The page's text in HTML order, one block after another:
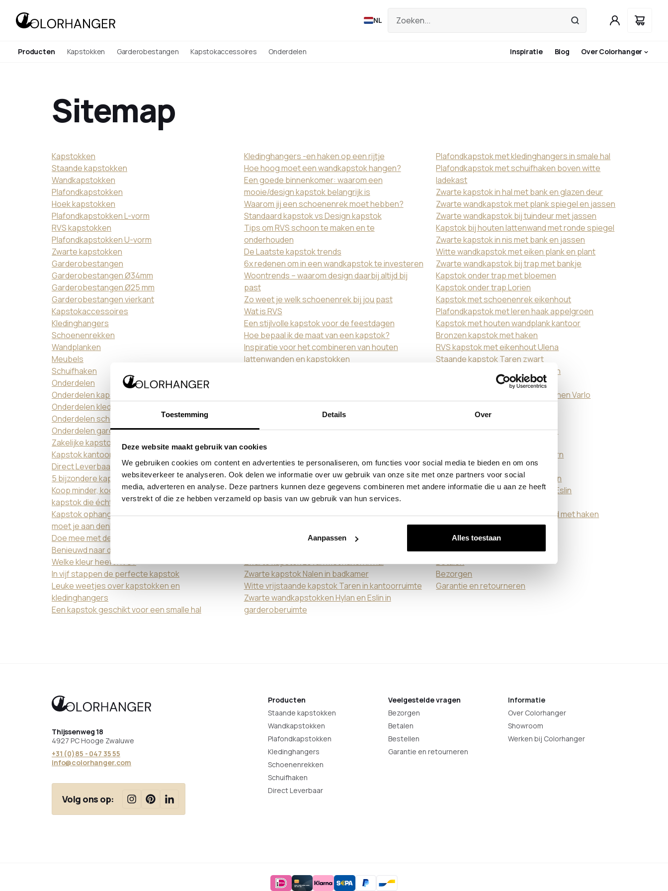
Toestemming Details Over
Deze website maakt gebruik van cookies
We gebruiken cookies om content en advertenties te personaliseren, om functies voor social media te bieden en om ons
websiteverkeer te analyseren. Ook delen we informatie over uw gebruik van onze site met onze partners voor social
media, adverteren en analyse. Deze partners kunnen deze gegevens combineren met andere informatie die u aan ze heeft
verstrekt of die ze hebben verzameld op basis van uw gebruik van hun services.
Aanpassen Alles toestaan
NL
Producten Kapstokken Garderobestangen Kapstokaccessoires Onderdelen Inspiratie Blog Over Colorhanger
Sitemap
Kapstokken
Staande kapstokken
Wandkapstokken
Plafondkapstokken
Hoek kapstokken
Plafondkapstokken L-vorm
RVS kapstokken
Plafondkapstokken U-vorm
Zwarte kapstokken
Garderobestangen
Garderobestangen Ø34mm
Garderobestangen Ø25 mm
Garderobestangen vierkant
Kapstokaccessoires
Kledinghangers
Schoenenrekken
Wandplanken
Meubels
Schuifhaken
Onderdelen
Onderdelen kapstokken
Onderdelen kledinghangers
Onderdelen schoenenrekken
Onderdelen garderobestangen
Zakelijke kapstokken
Kapstok kantoor
Direct Leverbaar
5 bijzondere kapstokken op een rijtje
Koop minder, koop beter: de waarde van een
kapstok die écht bij je past
Kapstok ophangen aan de muur of plafond, hier
moet je aan denken!
Doe mee met de Colorhanger Fotowedstrijd
Benieuwd naar de kleuren?
Welke kleur heeft RVS?
In vijf stappen de perfecte kapstok
Leuke weetjes over kapstokken en
kledinghangers
Een kapstok geschikt voor een smalle hal
Kledinghangers -en haken op een rijtje
Hoe hoog moet een wandkapstok hangen?
Een goede binnenkomer: waarom een
mooie/design kapstok belangrijk is
Waarom jij een schoenenrek moet hebben?
Standaard kapstok vs Design kapstok
Tips om RVS schoon te maken en te
onderhouden
De Laatste kapstok trends
6x redenen om in een wandkapstok te investeren
Woontrends – waarom design daarbij altijd bij
past
Zo weet je welk schoenenrek bij jou past
Wat is RVS
Een stijlvolle kapstok voor de feestdagen
Hoe bepaal ik de maat van een kapstok?
Inspiratie voor het combineren van houten
lattenwanden en kapstokken
Bewust winkelen: waarom Colorhanger niet mee
doet aan Black Friday
Duurzaam bezorgen: waarom snelle levering niet
Wandplanken
Kapstok ophangen: zo doe je dat (stappenplan +
tips)
Een kapstok op maat? Dit zijn de mogelijkheden
Vrijstaande kapstok Taren in hal met
Zwarte kapstok Lovan in woonhuis met bank
Zwarte kapstok Lovan in gang met wandplank
Zwarte kapstok Lovan met haken in hal
Zwarte kapstok Nalen in badkamer
Witte vrijstaande kapstok Taren in kantoorruimte
Zwarte wandkapstokken Hylan en Eslin in
garderoberuimte
Plafondkapstok met kledinghangers in smale hal
Plafondkapstok met schuifhaken boven witte
ladekast
Zwarte kapstok in hal met bank en glazen deur
Zwarte wandkapstok met plank spiegel en jassen
Zwarte wandkapstok bij tuindeur met jassen
Kapstok bij houten lattenwand met ronde spiegel
Zwarte kapstok in nis met bank en jassen
Witte wandkapstok met eiken plank en plant
Zwarte wandkapstok bij trap met bankje
Kapstok onder trap met bloemen
Kapstok onder trap Lorien
Kapstok met schoenenrek eikenhout
Plafondkapstok met leren haak appelgroen
Kapstok met houten wandplank kantoor
Bronzen kapstok met haken
RVS kapstok met eikenhout Ulena
Staande kapstok Taren zwart
Wandkapstok zwart set van 2 Eslin
Kapstok in kast op maat
Sokkel voor raam met witte gordijnen Varlo
Garderobestang ruime hal
Imora kapstok goudkleurige wand
Vierkante garderobestang modern
RVS kapstok Ulena
Kapstok met open Vero haak Hylan
Kapstok wand naast glazen deur Eslin
Bronzen kapstok plafond en wand met haken
Wandkapstok Imora
Plafondkapstok op maat
Bestellen
Betalen
Bezorgen
Garantie en retourneren
Thijssenweg 18
4927 PC Hooge Zwaluwe
+31 (0)85 - 047 35 55
info@colorhanger.com
Volg ons op:
Producten
Staande kapstokken
Wandkapstokken
Plafondkapstokken
Kledinghangers
Schoenenrekken
Schuifhaken
Direct Leverbaar
Veelgestelde vragen
Bezorgen
Betalen
Bestellen
Garantie en retourneren
Informatie
Over Colorhanger
Showroom
Werken bij Colorhanger